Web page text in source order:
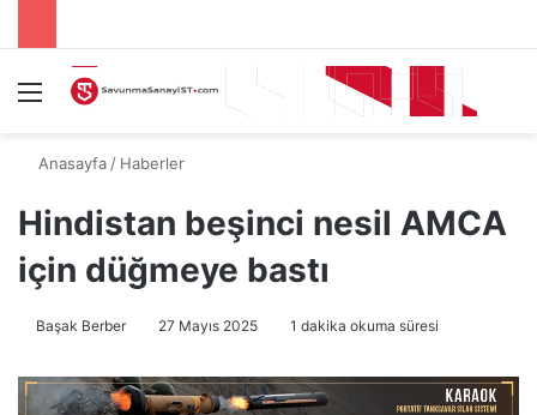
Menü
Anasayfa / Haberler
Hindistan beşinci nesil AMCA
için düğmeye bastı
Başak Berber 27 Mayıs 2025 1 dakika okuma süresi